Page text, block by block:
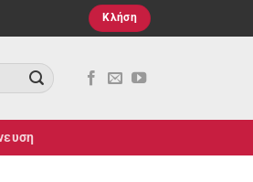
Κλήση